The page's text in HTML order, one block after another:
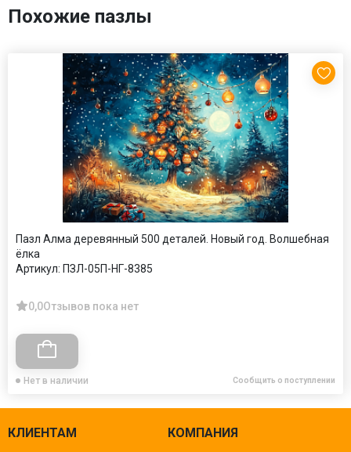
Похожие пазлы
Пазл Алма деревянный 500 деталей. Новый год. Волшебная
ёлка
Артикул: ПЗЛ-05П-НГ-8385
0,0Отзывов пока нет
Нет в наличии Сообщить о поступлении
КЛИЕНТАМ КОМПАНИЯ